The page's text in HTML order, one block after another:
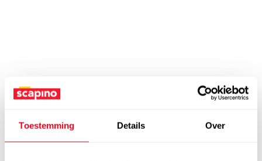
Toestemming Details Over